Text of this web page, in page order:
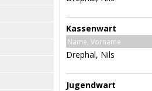
Kassenwart
Name, Vorname
Drephal, Nils
Jugendwart